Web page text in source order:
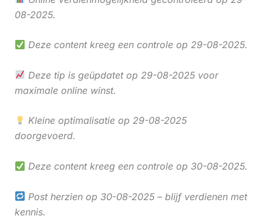
08-2025.
Deze content kreeg een controle op 29-08-2025.
Deze tip is geüpdatet op 29-08-2025 voor
maximale online winst.
Kleine optimalisatie op 29-08-2025
doorgevoerd.
Deze content kreeg een controle op 30-08-2025.
Post herzien op 30-08-2025 – blijf verdienen met
kennis.